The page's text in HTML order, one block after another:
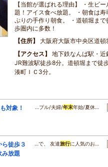
【当館が選ばれる理由】 ・生ビ
題！アイス食べ放題。 ・朝食は
ぷりの手作り朝食。 ・道頓堀ま
歩圏内に多数！
住所
大阪府大阪市中央区道
アクセス
地下鉄なんば駅・
JR難波駅徒歩8分。道頓堀まで徒
湊町ＩＣ3分。
対象！
…プル/夫婦/年末年始/夏休…
ら徒歩３
み放題
…で、 友達旅行に人気のお…